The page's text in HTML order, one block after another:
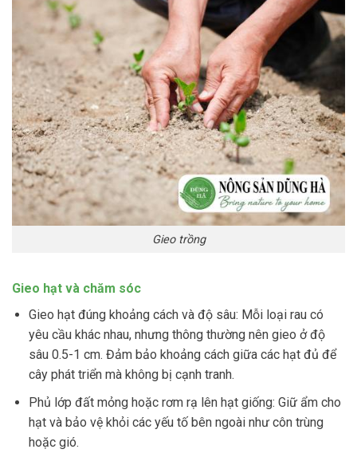
Gieo trồng
Gieo hạt và chăm sóc
Gieo hạt đúng khoảng cách và độ sâu: Mỗi loại rau có
yêu cầu khác nhau, nhưng thông thường nên gieo ở độ
sâu 0.5-1 cm. Đảm bảo khoảng cách giữa các hạt đủ để
cây phát triển mà không bị cạnh tranh.
Phủ lớp đất mỏng hoặc rơm rạ lên hạt giống: Giữ ẩm cho
hạt và bảo vệ khỏi các yếu tố bên ngoài như côn trùng
hoặc gió.